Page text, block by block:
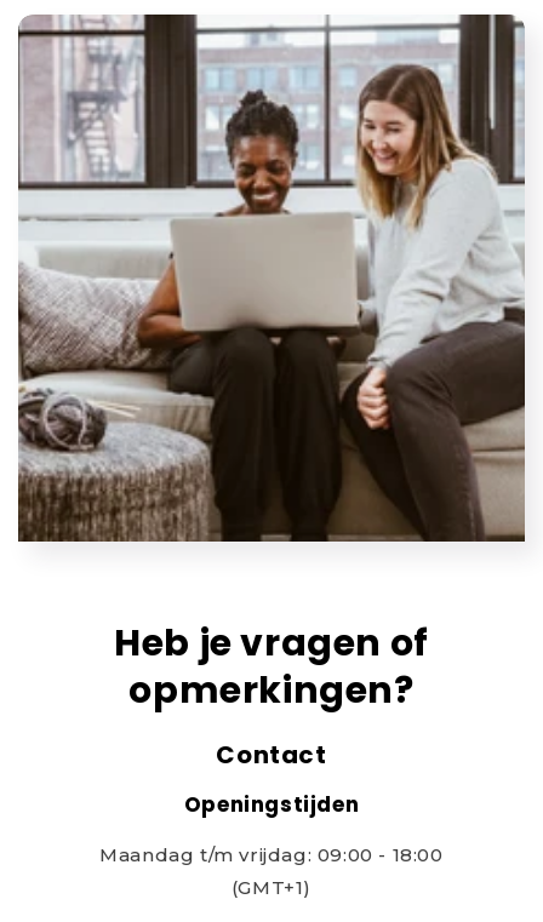
Heb je vragen of
opmerkingen?
Contact
Openingstijden
Maandag t/m vrijdag: 09:00 - 18:00
(GMT+1)